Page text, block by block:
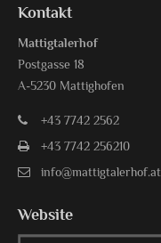
Kontakt
Mattigtalerhof
Postgasse 18
A-5230 Mattighofen
+43 7742 2562
+43 7742 256210
info@mattigtalerhof.at
Website